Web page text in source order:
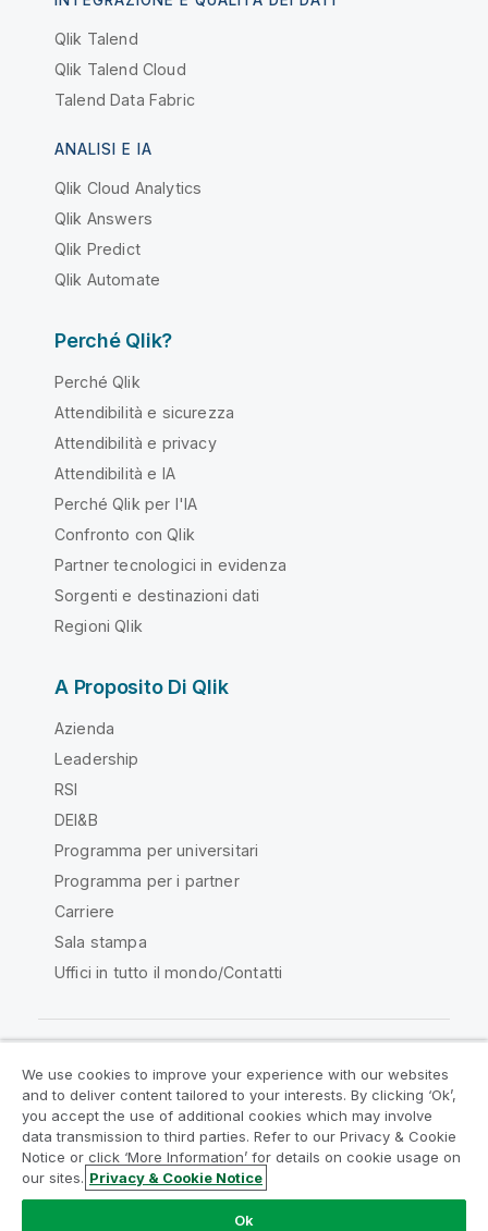
Qlik Talend
Qlik Talend Cloud
Talend Data Fabric
ANALISI E IA
Qlik Cloud Analytics
Qlik Answers
Qlik Predict
Qlik Automate
Perché Qlik?
Perché Qlik
Attendibilità e sicurezza
Attendibilità e privacy
Attendibilità e IA
Perché Qlik per l'IA
Confronto con Qlik
Partner tecnologici in evidenza
Sorgenti e destinazioni dati
Regioni Qlik
A Proposito Di Qlik
Azienda
Leadership
RSI
DEI&B
Programma per universitari
Programma per i partner
Carriere
Sala stampa
Uffici in tutto il mondo/Contatti
Qlik Community
Contratti
Termini del prodotto
Legal Policies
Note Legali
Termini di utilizzo
Marchi
Do Not Share My Info
We use cookies to improve your experience with our websites
and to deliver content tailored to your interests. By clicking ‘Ok’,
you accept the use of additional cookies which may involve
data transmission to third parties. Refer to our Privacy & Cookie
Notice or click ‘More Information’ for details on cookie usage on
our sites. Privacy & Cookie Notice
Ok